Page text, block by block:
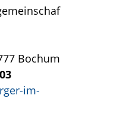
Bochum
im-